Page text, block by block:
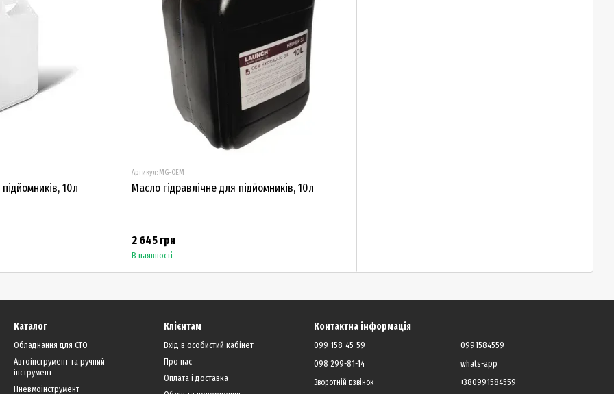
10л
Артикул: MG-OEM
Масло гідравлічне для підйомників, 10л
2 645 грн
В наявності
Каталог
Обладнання для СТО
Автоінструмент та ручний
інструмент
Пневмоінструмент
Клієнтам
Вхід в особистий кабінет
Про нас
Оплата і доставка
Контактна інформація
099 158-45-59
098 299-81-14
Зворотній дзвінок
0991584559
whats-app
+380991584559